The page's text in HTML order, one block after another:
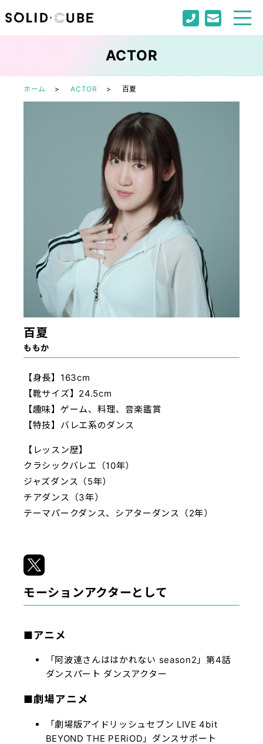
ACTOR
ホーム ACTOR 百夏
百夏
ももか
【身長】163cm
【靴サイズ】24.5cm
【趣味】ゲーム、料理、音楽鑑賞
【特技】バレエ系のダンス
【レッスン歴】
クラシックバレエ（10年）
ジャズダンス（5年）
チアダンス（3年）
テーマパークダンス、シアターダンス（2年）
モーションアクターとして
■アニメ
「阿波連さんははかれない season2」第4話
ダンスパート ダンスアクター
■劇場アニメ
「劇場版アイドリッシュセブン LIVE 4bit
BEYOND THE PERiOD」ダンスサポート